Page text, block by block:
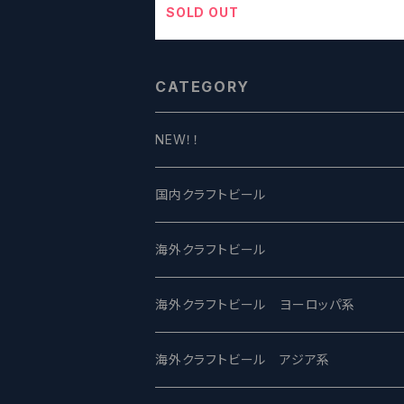
SOLD OUT
CATEGORY
NEW！！
国内クラフトビール
UCHU BREWING -うちゅうブルーイング
バテレ -VERTERE
2nd Story Ale Works -セカンドストーリ
海外クラフトビール
Modern Times モダンタイムズ
Maui マウイ
海外クラフトビール ヨーロッパ系
UnBarred -アンバード
海外クラフトビール アジア系